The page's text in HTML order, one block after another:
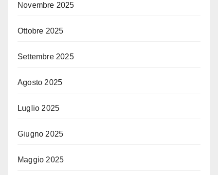
Novembre 2025
Ottobre 2025
Settembre 2025
Agosto 2025
Luglio 2025
Giugno 2025
Maggio 2025